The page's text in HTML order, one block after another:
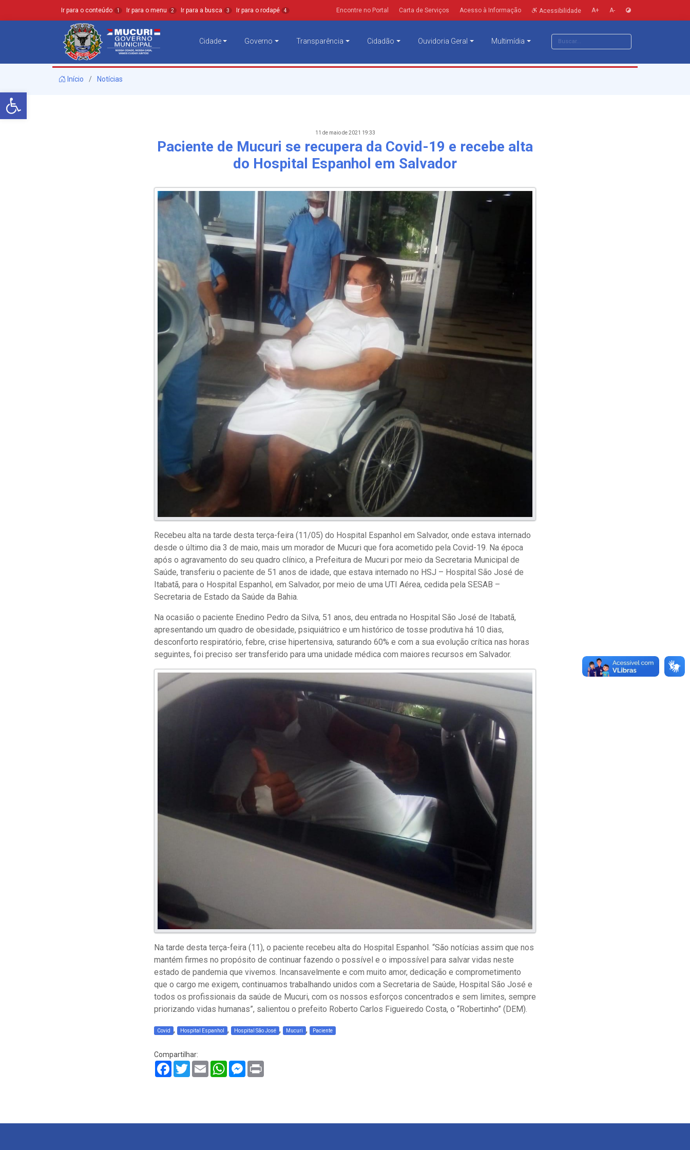
Barra de Ferramentas Aberta
Ir para o conteúdo 1 Ir para o menu 2 Ir para a busca 3 Ir para o rodapé 4 Encontre no Portal Carta de Serviços Acesso à Informação Acessibilidade A+ A-
Cidade Governo Transparência Cidadão Ouvidoria Geral Multimídia
Início Notícias
11 de maio de 2021 19:33
Paciente de Mucuri se recupera da Covid-19 e recebe alta
do Hospital Espanhol em Salvador
Recebeu alta na tarde desta terça-feira (11/05) do Hospital Espanhol em Salvador, onde estava internado
desde o último dia 3 de maio, mais um morador de Mucuri que fora acometido pela Covid-19. Na época
após o agravamento do seu quadro clínico, a Prefeitura de Mucuri por meio da Secretaria Municipal de
Saúde, transferiu o paciente de 51 anos de idade, que estava internado no HSJ – Hospital São José de
Itabatã, para o Hospital Espanhol, em Salvador, por meio de uma UTI Aérea, cedida pela SESAB –
Secretaria de Estado da Saúde da Bahia.
Na ocasião o paciente Enedino Pedro da Silva, 51 anos, deu entrada no Hospital São José de Itabatã,
apresentando um quadro de obesidade, psiquiátrico e um histórico de tosse produtiva há 10 dias,
desconforto respiratório, febre, crise hipertensiva, saturando 60% e com a sua evolução crítica nas horas
seguintes, foi preciso ser transferido para uma unidade médica com maiores recursos em Salvador.
Na tarde desta terça-feira (11), o paciente recebeu alta do Hospital Espanhol. “São notícias assim que nos
mantém firmes no propósito de continuar fazendo o possível e o impossível para salvar vidas neste
estado de pandemia que vivemos. Incansavelmente e com muito amor, dedicação e comprometimento
que o cargo me exigem, continuamos trabalhando unidos com a Secretaria de Saúde, Hospital São José e
todos os profissionais da saúde de Mucuri, com os nossos esforços concentrados e sem limites, sempre
priorizando vidas humanas”, salientou o prefeito Roberto Carlos Figueiredo Costa, o “Robertinho” (DEM).
Covid , Hospital Espanhol , Hospital São José , Mucuri , Paciente
Compartilhar:
Facebook
TwitterEmail WhatsAppMessenger